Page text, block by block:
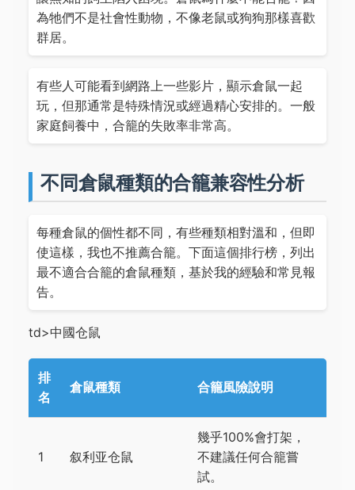
為牠們不是社會性動物，不像老鼠或狗狗那樣喜歡
群居。
有些人可能看到網路上一些影片，顯示倉鼠一起
玩，但那通常是特殊情況或經過精心安排的。一般
家庭飼養中，合籠的失敗率非常高。
不同倉鼠種類的合籠兼容性分析
每種倉鼠的個性都不同，有些種類相對溫和，但即
使這樣，我也不推薦合籠。下面這個排行榜，列出
最不適合合籠的倉鼠種類，基於我的經驗和常見報
告。
td>中國仓鼠
排
名
倉鼠種類 合籠風險說明
1 叙利亚仓鼠
幾乎100%會打架，
不建議任何合籠嘗
試。